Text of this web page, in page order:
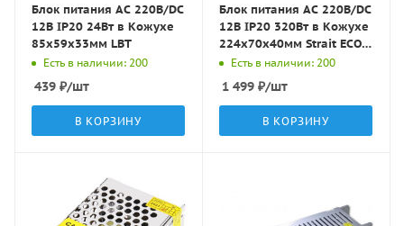
Блок питания AC 220В/DC
12В IP20 24Вт в Кожухе
85x59x33мм LBT
Есть в наличии: 200
439 ₽/шт
В КОРЗИНУ
Блок питания AC 220В/DC
12В IP20 320Вт в Кожухе
224x70x40мм Strait ECO
Energy
Есть в наличии: 200
1 499 ₽/шт
В КОРЗИНУ